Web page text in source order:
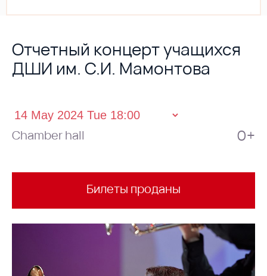
Отчетный концерт учащихся
ДШИ им. С.И. Мамонтова
Chamber hall 0+
Билеты проданы